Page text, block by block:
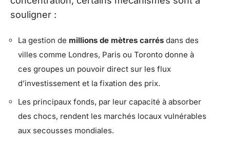
souligner :
La gestion de millions de mètres carrés dans des
villes comme Londres, Paris ou Toronto donne à
ces groupes un pouvoir direct sur les flux
d’investissement et la fixation des prix.
Les principaux fonds, par leur capacité à absorber
des chocs, rendent les marchés locaux vulnérables
aux secousses mondiales.